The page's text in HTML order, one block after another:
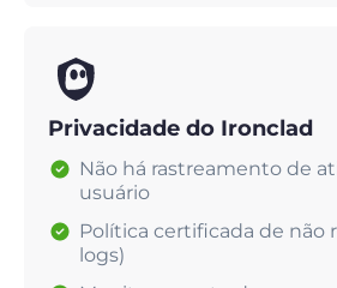
Privacidade do Ironclad
Não há rastreamento de
usuário
Política certificada de não
logs)